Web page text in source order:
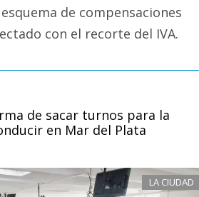
de compensaciones
con el recorte del IVA.
de sacar turnos para la
en Mar del Plata
LA CIUDAD